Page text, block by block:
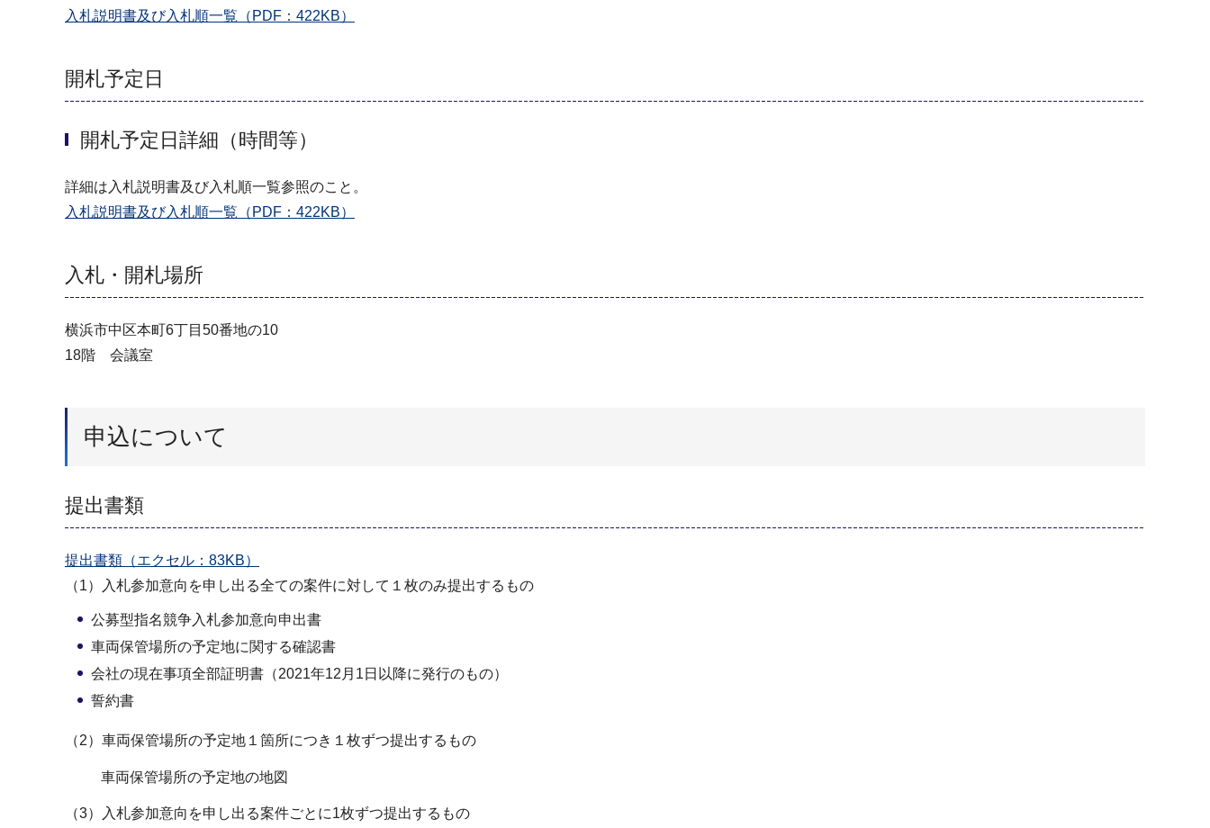
入札説明書及び入札順一覧（PDF：422KB）
開札予定日
開札予定日詳細（時間等）
詳細は入札説明書及び入札順一覧参照のこと。
入札説明書及び入札順一覧（PDF：422KB）
入札・開札場所
横浜市中区本町6丁目50番地の10
18階 会議室
申込について
提出書類
提出書類（エクセル：83KB）
（1）入札参加意向を申し出る全ての案件に対して１枚のみ提出するもの
公募型指名競争入札参加意向申出書
車両保管場所の予定地に関する確認書
会社の現在事項全部証明書（2021年12月1日以降に発行のもの）
誓約書
（2）車両保管場所の予定地１箇所につき１枚ずつ提出するもの
車両保管場所の予定地の地図
（3）入札参加意向を申し出る案件ごとに1枚ずつ提出するもの